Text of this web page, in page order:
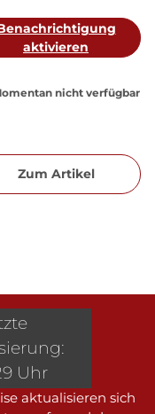
aktivieren
nicht verfügbar
Zum Artikel
aktualisieren sich
Uhr